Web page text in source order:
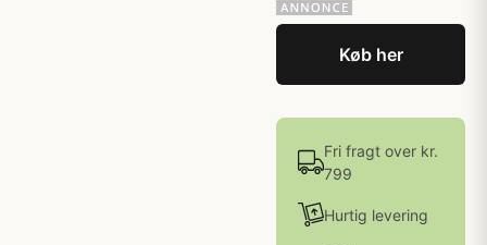
Køb her
Fri fragt over kr.
799
Hurtig levering